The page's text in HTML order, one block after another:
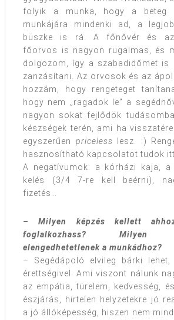
folyik a munka, hogy a beteg
munkájára mindenki ad, a
büszke is rá. A főnővér és az
főorvos is nagyon rugalmas, és
dolgozom, így a szabadidőmet is
zanzásítani. Az orvosok és az
hozzám, hogy rengeteget
hogy nem „ragadok le” a
nagyon sokat fejlődök
készségek terén, ami ha
egyszerűen priceless lesz. :)
hasznosítható kapcsolatot tudok
A negatívumok: a kórházi kaja,
kelés (3/4 7-re kell beérni),
fizetés…
– Milyen képzés kellett
foglalkozhass? Milyen
elengedhetetlenek a munkádhoz?
– Segédápoló elvileg bárki lehet,
érettségivel. Ami viszont nálunk
az empátia, türelem, kedvesség,
észjárás, hirtelen helyzetekre jó
a jó állóképesség, hiszen nem